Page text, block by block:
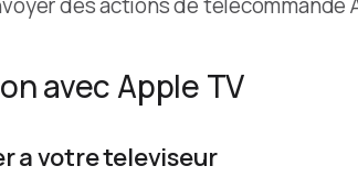
avec Apple TV
a votre televiseur